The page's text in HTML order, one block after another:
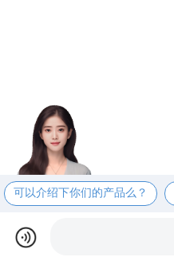
可以介绍下你们的产品么？